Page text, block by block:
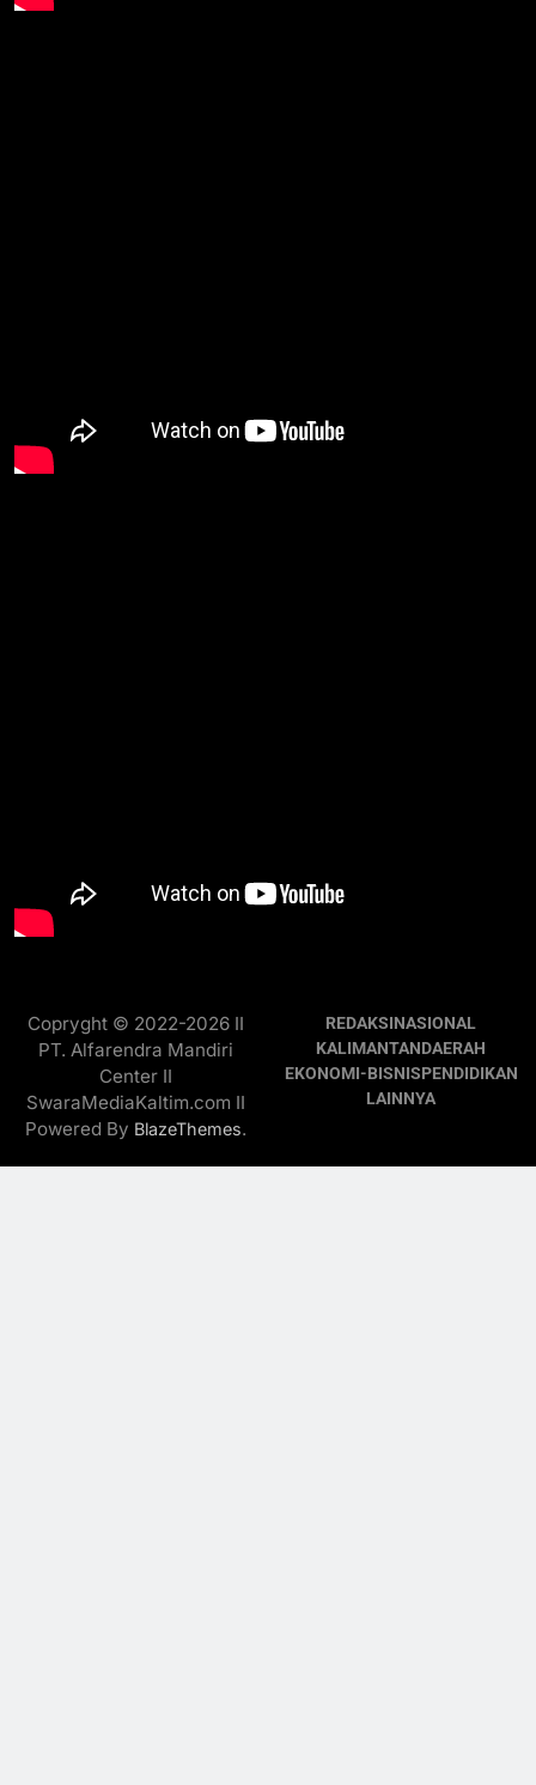
Copryght © 2022-2026 II
PT. Alfarendra Mandiri
Center II
SwaraMediaKaltim.com II
Powered By BlazeThemes.
REDAKSINASIONAL
KALIMANTANDAERAH
EKONOMI-BISNISPENDIDIKAN
LAINNYA